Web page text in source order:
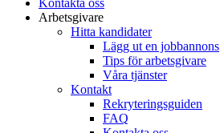
Kontakta oss
Arbetsgivare
Hitta kandidater
Lägg ut en jobbannons
Tips för arbetsgivare
Våra tjänster
Kontakt
Rekryteringsguiden
FAQ